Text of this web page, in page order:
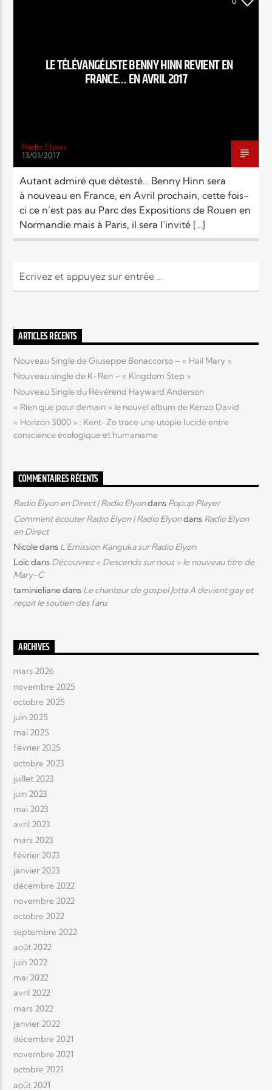
Elyon Rhema
Elyon Kids
LE TÉLÉVANGÉLISTE BENNY HINN REVIENT EN
FRANCE… EN AVRIL 2017
Radio Elyon
13/01/2017
Autant admiré que détesté… Benny Hinn sera
à nouveau en France, en Avril prochain, cette fois-
ci ce n’est pas au Parc des Expositions de Rouen en
Normandie mais à Paris, il sera l’invité […]
ARTICLES RÉCENTS
Nouveau Single de Giuseppe Bonaccorso – « Hail Mary »
Nouveau single de K-Ren – « Kingdom Step »
Nouveau Single du Révérend Hayward Anderson
« Rien que pour demain » le nouvel album de Kenzo David
« Horizon 3000 » : Kent-Zo trace une utopie lucide entre
conscience écologique et humanisme
COMMENTAIRES RÉCENTS
Radio Elyon en Direct | Radio Elyondans Popup Player
Comment écouter Radio Elyon | Radio Elyondans Radio Elyon
en Direct
Nicoledans L’Emission Kanguka sur Radio Elyon
Loïcdans Découvrez « Descends sur nous » le nouveau titre de
Mary-C
taminielianedans Le chanteur de gospel Jotta A devient gay et
reçoit le soutien des fans
ARCHIVES
mars 2026
novembre 2025
octobre 2025
juin 2025
mai 2025
février 2025
octobre 2023
juillet 2023
juin 2023
mai 2023
avril 2023
mars 2023
février 2023
janvier 2023
décembre 2022
novembre 2022
octobre 2022
septembre 2022
août 2022
juin 2022
mai 2022
avril 2022
mars 2022
janvier 2022
décembre 2021
novembre 2021
octobre 2021
août 2021